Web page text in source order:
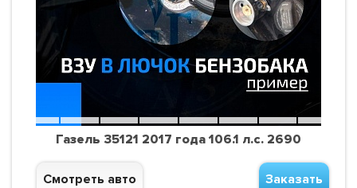
Газель 35121 2017 года 106.1 л.с. 2690
Смотреть авто Заказать